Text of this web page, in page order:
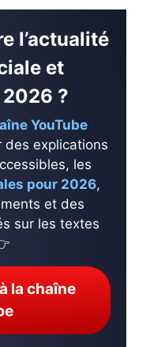
l’actualité
et
?
YouTube
explications
les
pour 2026,
et des
sur les textes
la chaîne